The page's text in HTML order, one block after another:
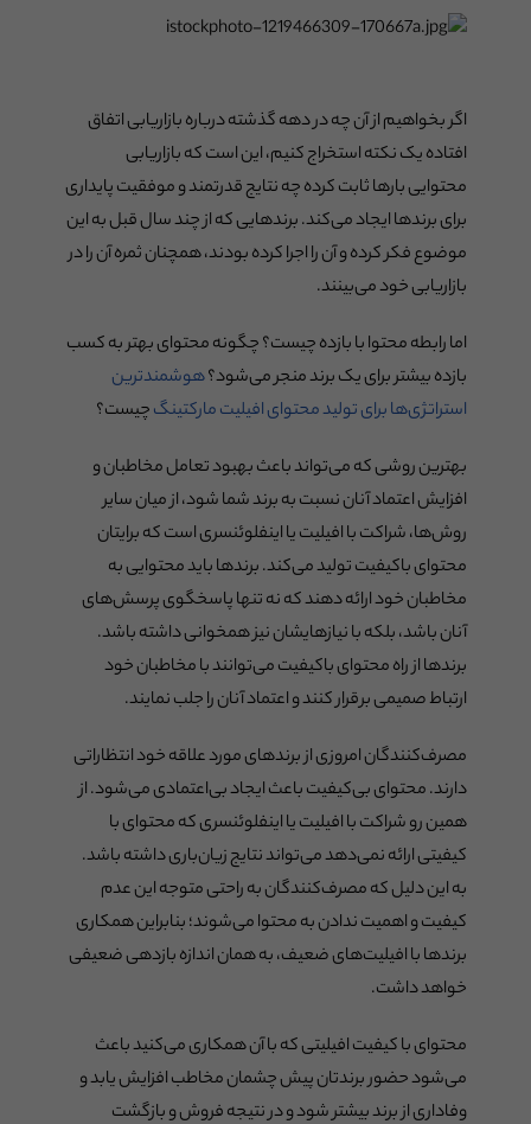
اگر بخواهیم از آن چه در دهه گذشته درباره بازاریابی اتفاق
افتاده یک نکته استخراج کنیم، این است که بازاریابی
محتوایی بارها ثابت کرده چه نتایج قدرتمند و موفقیت پایداری
برای برندها ایجاد می‌کند. برندهایی که از چند سال قبل به این
موضوع فکر کرده و آن را اجرا کرده بودند، همچنان ثمره آن را در
بازاریابی خود می‌بینند.
اما رابطه محتوا با بازده چیست؟ چگونه محتوای بهتر به کسب
بازده بیشتر برای یک برند منجر می‌شود؟هوشمندترین
استراتژی‌ها برای تولید محتوای افیلیت مارکتینگچیست؟
بهترین روشی که می‌تواند باعث بهبود تعامل مخاطبان و
افزایش اعتماد آنان نسبت به برند شما شود، از میان سایر
روش‌ها، شراکت با افیلیت یا اینفلوئنسری است که برایتان
محتوای باکیفیت تولید می‌کند. برندها باید محتوایی به
مخاطبان خود ارائه دهند که نه تنها پاسخگوی پرسش‌های
آنان باشد، بلکه با نیازهایشان نیز همخوانی داشته باشد.
برندها از راه محتوای باکیفیت می‌توانند با مخاطبان خود
ارتباط صمیمی برقرار کنند و اعتماد آنان را جلب نمایند.
مصرف‌کنندگان امروزی از برندهای مورد علاقه خود انتظاراتی
دارند. محتوای بی‌کیفیت باعث ایجاد بی‌اعتمادی می‌شود. از
همین رو شراکت با افیلیت یا اینفلوئنسری که محتوای با
کیفیتی ارائه نمی‌دهد می‌تواند نتایج زیان‌باری داشته باشد.
به این دلیل که مصرف‌کنندگان به راحتی متوجه این عدم
کیفیت و اهمیت ندادن به محتوا می‌شوند؛ بنابراین همکاری
برندها با افیلیت‌های ضعیف، به همان اندازه بازدهی ضعیفی
خواهد داشت.
محتوای با کیفیت افیلیتی که با آن همکاری می‌کنید باعث
می‌شود حضور برندتان پیش چشمان مخاطب افزایش یابد و
وفاداری از برند بیشتر شود و در نتیجه فروش و بازگشت